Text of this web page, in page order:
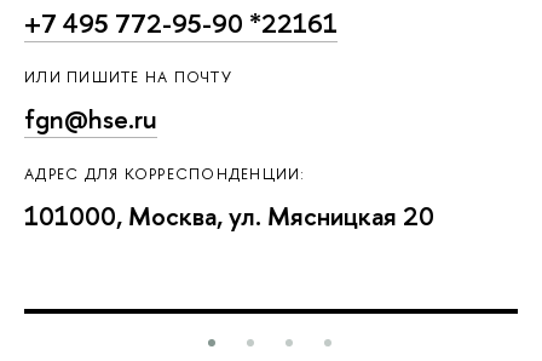
+7 495 772-95-90 *22161
ИЛИ ПИШИТЕ НА ПОЧТУ
fgn@hse.ru
АДРЕС ДЛЯ КОРРЕСПОНДЕНЦИИ:
101000, Москва, ул. Мясницкая 20